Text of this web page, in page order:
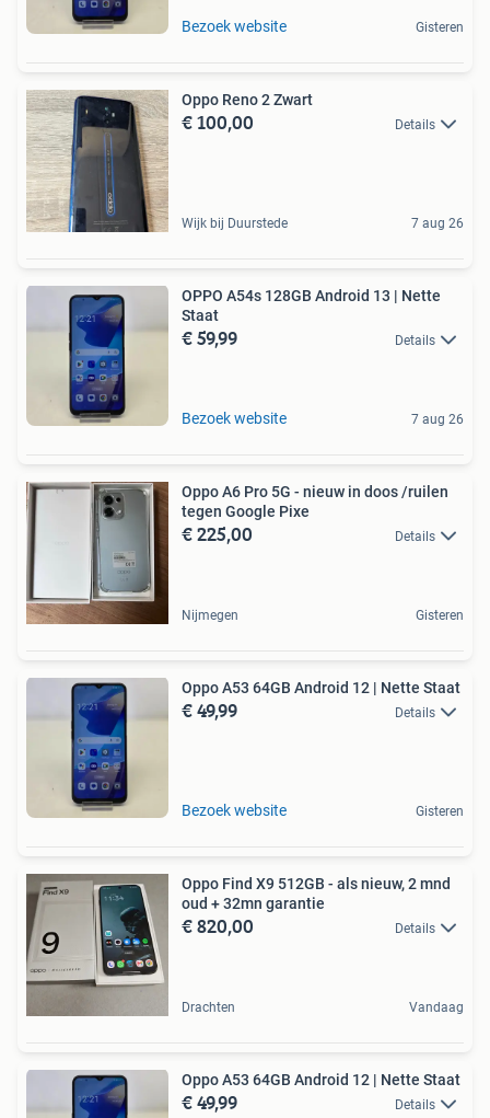
Bezoek website Gisteren
Oppo Reno 2 Zwart
€ 100,00 Details
Wijk bij Duurstede 7 aug 26
OPPO A54s 128GB Android 13 | Nette
Staat
€ 59,99 Details
Bezoek website 7 aug 26
Oppo A6 Pro 5G - nieuw in doos /ruilen
tegen Google Pixe
€ 225,00 Details
Nijmegen Gisteren
Oppo A53 64GB Android 12 | Nette Staat
€ 49,99 Details
Bezoek website Gisteren
Oppo Find X9 512GB - als nieuw, 2 mnd
oud + 32mn garantie
€ 820,00 Details
Drachten Vandaag
Oppo A53 64GB Android 12 | Nette Staat
€ 49,99 Details